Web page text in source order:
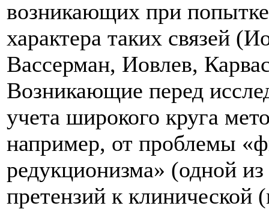
возникающих при
характера таких связей
Вассерман, Иовлев,
Возникающие перед
учета широкого круга
например, от проблемы
редукционизма» (одной
претензий к клинической